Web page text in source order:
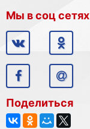
Мы в соц сетях
Поделиться